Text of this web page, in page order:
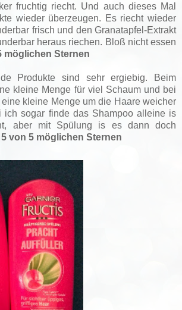
fruchtig riecht. Und auch dieses Mal
wieder überzeugen. Es riecht wieder
frisch und den Granatapfel-Extrakt
heraus riechen. Bloß nicht essen
möglichen Sternen
Produkte sind sehr ergiebig. Beim
kleine Menge für viel Schaum und bei
kleine Menge um die Haare weicher
ich sogar finde das Shampoo alleine is
aber mit Spülung is es dann doch
5 von 5 möglichen Sternen